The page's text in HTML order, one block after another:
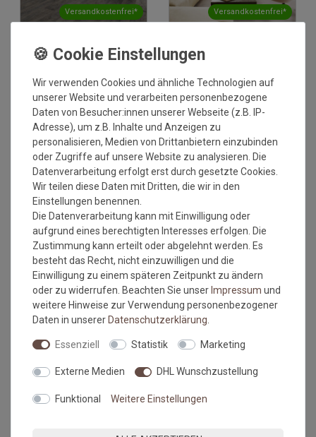
Versandkostenfrei*
PVC Boden Gerflor Primetex
Concept 1533 Factory
Grundpreis: 30,92 € /
inkl. ges. MwSt.
Versandkostenfrei*
Versandkostenfrei*
PVC Boden Gerflor Primetex
1589 Dune Grey | 4m
Grundpreis:
inkl. ges. MwSt.
Versandkostenfrei*
Versandkostenfrei*
HQR 2225 Rough Light Grey |
4m
Grundpreis:
36,25 €/ m
inkl. ges. MwSt.
Versandkostenfrei*
PVC Boden Gerflor Texline
HQR 2170 Boutic Clear | 4m
Grundpreis:
inkl. ges. MwSt.
Wir verwenden Cookies und ähnliche Technologien auf
unserer Website und verarbeiten personenbezogene
Daten von Besucher:innen unserer Webseite (z.B. IP-
Adresse), um z.B. Inhalte und Anzeigen zu
personalisieren, Medien von Drittanbietern einzubinden
oder Zugriffe auf unsere Website zu analysieren. Die
Datenverarbeitung erfolgt erst durch gesetzte Cookies.
Wir teilen diese Daten mit Dritten, die wir in den
Einstellungen benennen.
Die Datenverarbeitung kann mit Einwilligung oder
aufgrund eines berechtigten Interesses erfolgen. Die
Zustimmung kann erteilt oder abgelehnt werden. Es
besteht das Recht, nicht einzuwilligen und die
Einwilligung zu einem späteren Zeitpunkt zu ändern
oder zu widerrufen. Beachten Sie unserImpressum und
weitere Hinweise zur Verwendung personenbezogener
Daten in unsererDaten­schutz­erklärung
Essenziell Statistik Marketing
Externe Medien DHL Wunschzustellung
Funktional Weitere Einstellungen